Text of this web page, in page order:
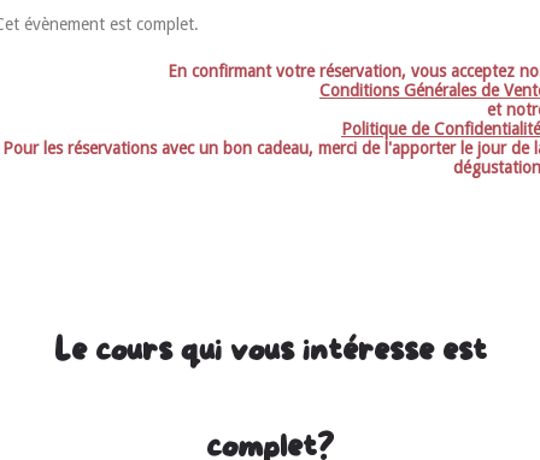
évènement est complet.
En confirmant votre réservation, vous acceptez
Conditions Générales de
et
Politique de Confidentialité
Pour les réservations avec un bon cadeau, merci de l'apporter le jour de
Le cours qui vous intéresse est
complet?